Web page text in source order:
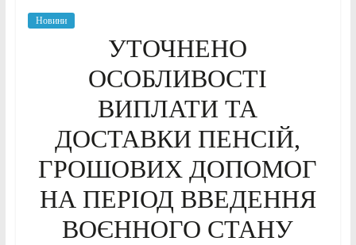
Новини
УТОЧНЕНО
ОСОБЛИВОСТІ
ВИПЛАТИ ТА
ДОСТАВКИ ПЕНСІЙ,
ГРОШОВИХ ДОПОМОГ
НА ПЕРІОД ВВЕДЕННЯ
ВОЄННОГО СТАНУ